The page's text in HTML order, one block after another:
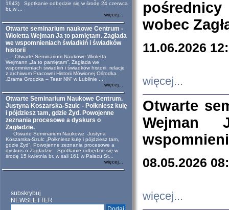
1943) Spotkanie odbędzie się w środę 24 czerwca
br. w ...
więcej...
Otwarte seminarium naukowe Centrum -
Wioletta Wejman Ja to pamiętam. Zagłada
we wspomnieniach świadkiń i świadków
historii
Otwarte Seminarium Naukowe Wioletta
Wejmann „Ja to pamiętam”. Zagłada we
wspomnieniach świadkiń i świadków historii: relacje
z archiwum Pracowni Historii Mówionej Ośrodka
„Brama Grodzka – Teatr NN” w Lublinie ...
więcej...
Otwarte Seminarium Naukowe Centrum.
Justyna Koszarska-Szulc - Połkniesz kulę
i pójdziesz tam, gdzie Żyd. Powojenne
zeznania procesowe a dyskurs o
Zagładzie.
Otwarte Seminarium Naukowe Justyna
Koszarska-Szulc „Połkniesz kulę i pójdziesz tam,
gdzie Żyd”. Powojenne zeznania procesowe a
dyskurs o Zagładzie Spotkanie odbędzie się w
środę 15 kwietnia br. w sali 161 w Pałacu St...
więcej...
subskrybuj
NEWSLETTER
wobec
11.06.2026
więcej...
Otwarte
Wejman
08.05.2026
więcej...